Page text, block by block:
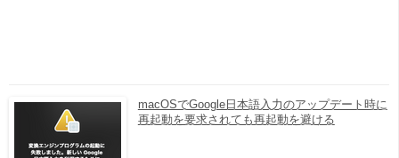
macOSでGoogle日本語入力のアップデート時に
再起動を要求されても再起動を避ける